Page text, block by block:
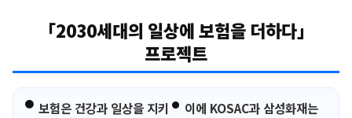
「2030세대의 일상에 보험을 더하다」
프로젝트
● 보험은 건강과 일상을 지키 ● 이에 KOSAC과 삼성화재는